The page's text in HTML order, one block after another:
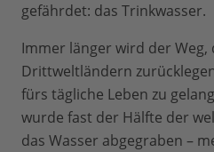
gefährdet: das Trinkwasser.
Immer länger wird der Weg,
Drittweltländern
fürs tägliche Leben zu
wurde fast der Hälfte der
das Wasser abgegraben –